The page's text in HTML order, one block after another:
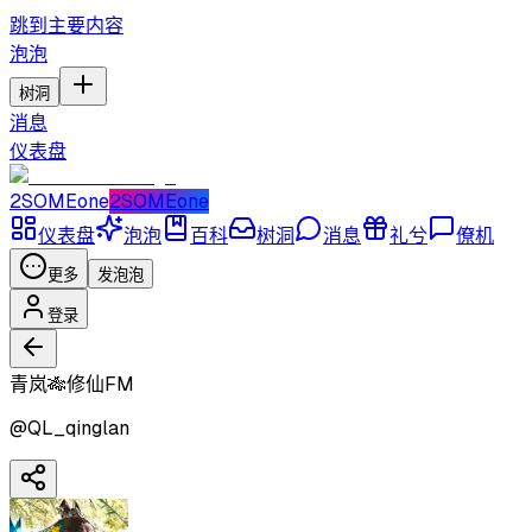
跳到主要内容
泡泡
树洞
消息
仪表盘
2SOMEone2SOMEone
仪表盘
泡泡 百科 树洞 消息 礼兮 僚机
更多 发泡泡
登录
青岚🎋修仙FM
@QL_qinglan